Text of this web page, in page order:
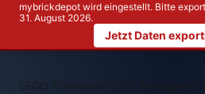
mybrickdepot wird eingestellt. Bitte
31. August 2026.
Jetzt Daten
LEGO Themen >